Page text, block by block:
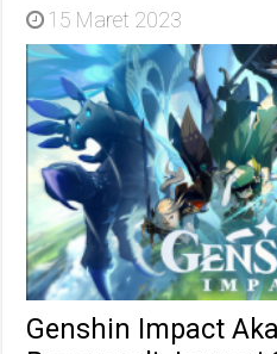
15 Maret 2023
Genshin Impact